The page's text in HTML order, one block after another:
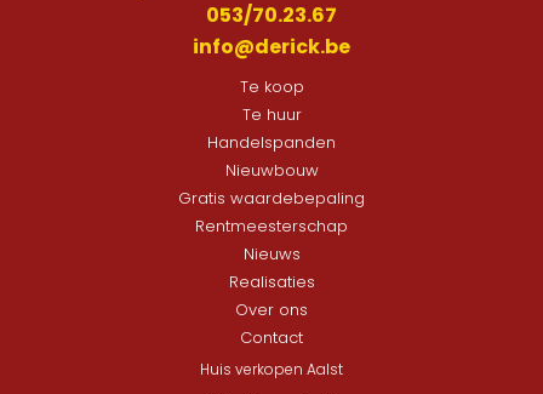
053/70.23.67
info@derick.be
Te koop
Te huur
Handelspanden
Nieuwbouw
Gratis waardebepaling
Rentmeesterschap
Nieuws
Realisaties
Over ons
Contact
Huis verkopen Aalst